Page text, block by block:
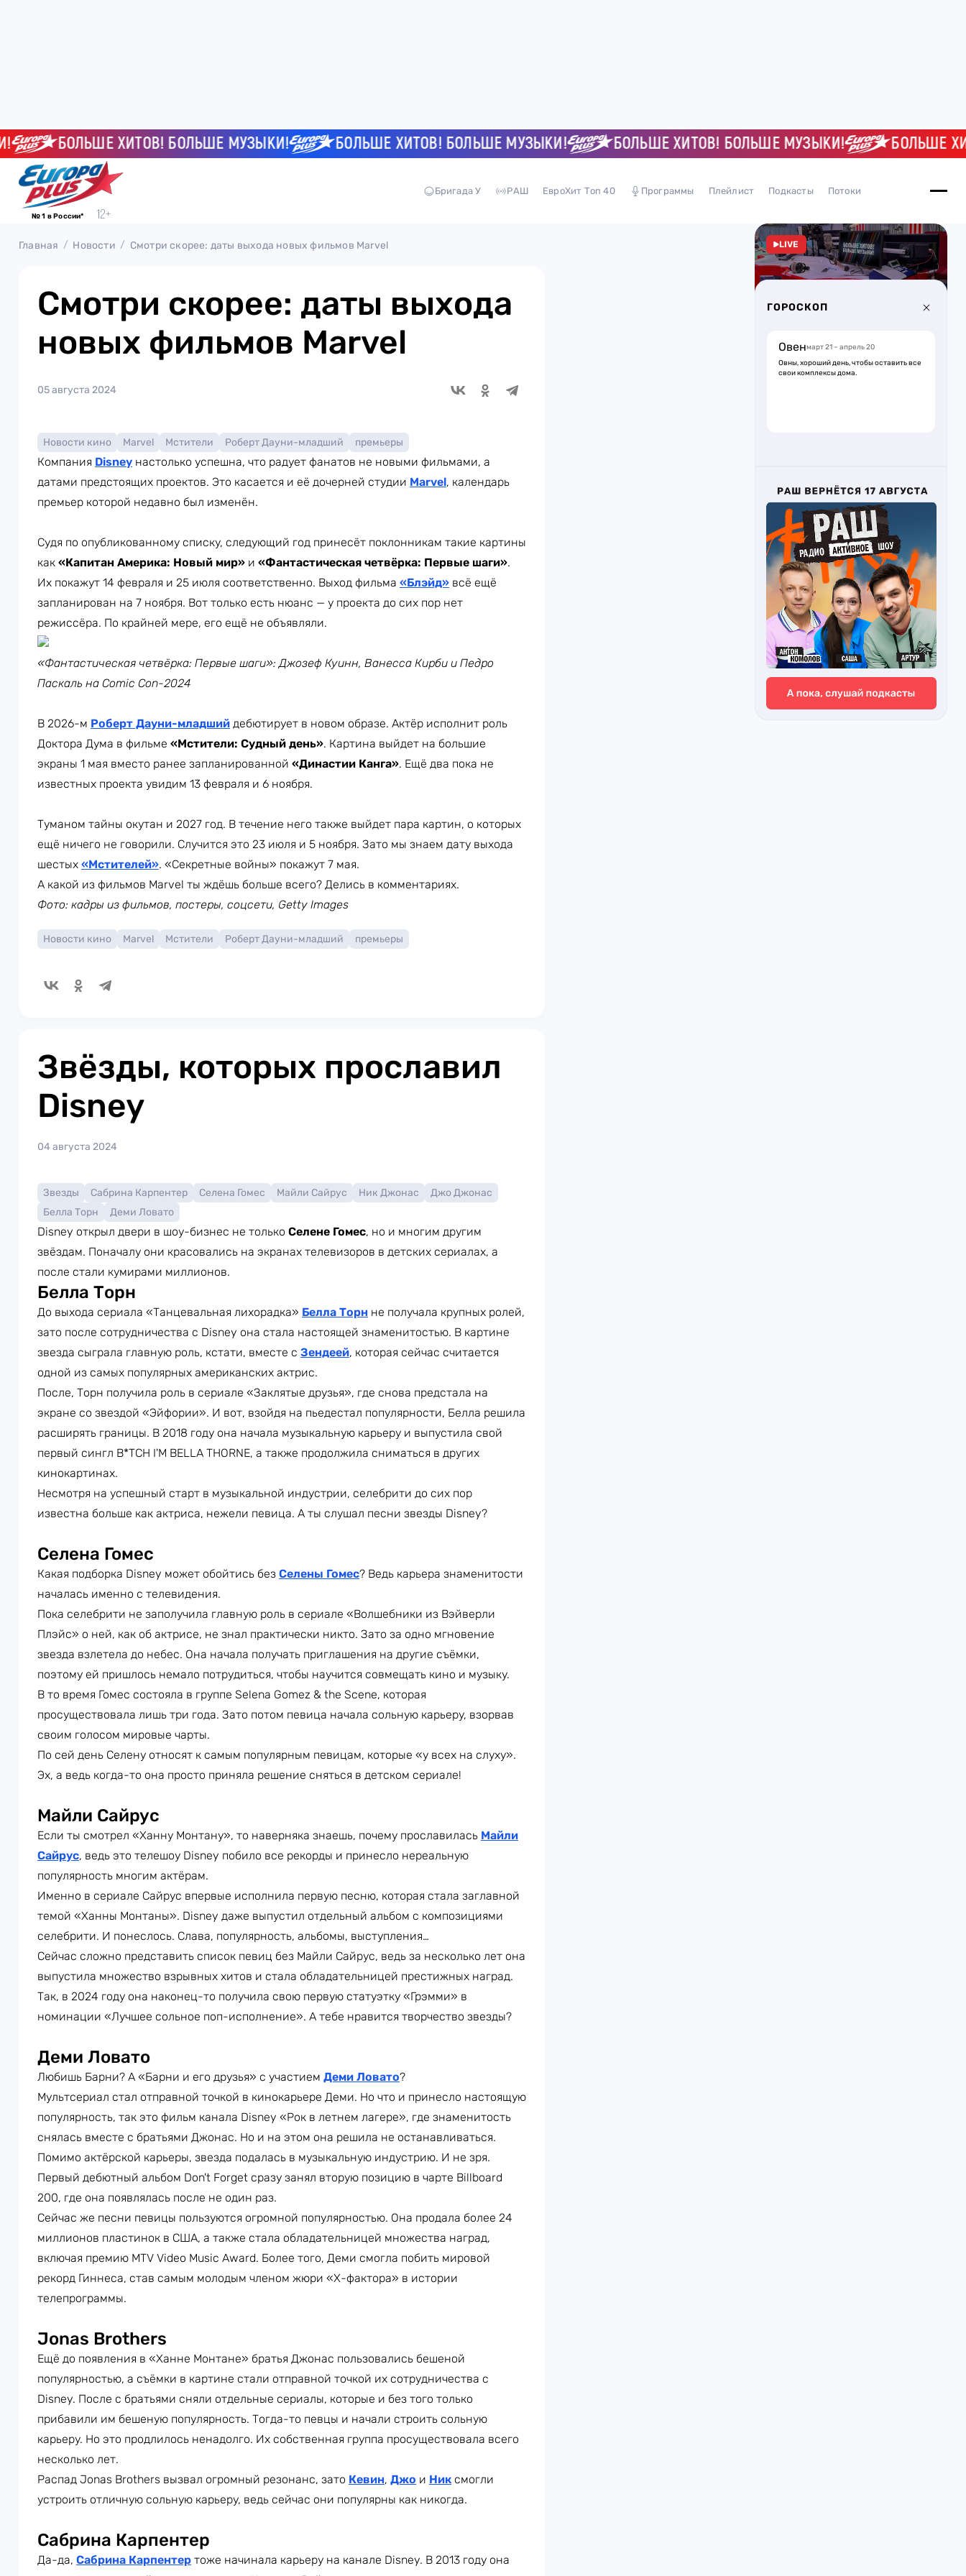
БОЛЬШЕ ХИТОВ! БОЛЬШЕ МУЗЫКИ! БОЛЬШЕ ХИТОВ! БОЛЬШЕ МУЗЫКИ! БОЛЬШЕ ХИТОВ! БОЛЬШЕ МУЗЫКИ! БОЛЬШЕ
№ 1 в России*
Бригада У РАШ ЕвроХит Топ 40 Программы Плейлист Подкасты Потоки
Главная Новости Смотри скорее: даты выхода новых фильмов Marvel
Смотри скорее: даты выхода
новых фильмов Marvel
05 августа 2024
Новости кино Marvel Мстители Роберт Дауни-младший премьеры
Компания Disney настолько успешна, что радует фанатов не новыми фильмами, а
датами предстоящих проектов. Это касается и её дочерней студии Marvel, календарь
премьер которой недавно был изменён.
Судя по опубликованному списку, следующий год принесёт поклонникам такие картины
как «Капитан Америка: Новый мир» и «Фантастическая четвёрка: Первые шаги».
Их покажут 14 февраля и 25 июля соответственно. Выход фильма «Блэйд» всё ещё
запланирован на 7 ноября. Вот только есть нюанс — у проекта до сих пор нет
режиссёра. По крайней мере, его ещё не объявляли.
«Фантастическая четвёрка: Первые шаги»: Джозеф Куинн, Ванесса Кирби и Педро
Паскаль на Comic Con-2024
В 2026-м Роберт Дауни-младший дебютирует в новом образе. Актёр исполнит роль
Доктора Дума в фильме «Мстители: Судный день». Картина выйдет на большие
экраны 1 мая вместо ранее запланированной «Династии Канга». Ещё два пока не
известных проекта увидим 13 февраля и 6 ноября.
Туманом тайны окутан и 2027 год. В течение него также выйдет пара картин, о которых
ещё ничего не говорили. Случится это 23 июля и 5 ноября. Зато мы знаем дату выхода
шестых «Мстителей». «Секретные войны» покажут 7 мая.
А какой из фильмов Marvel ты ждёшь больше всего? Делись в комментариях.
Фото: кадры из фильмов, постеры, соцсети, Getty Images
Новости кино Marvel Мстители Роберт Дауни-младший премьеры
Звёзды, которых прославил
Disney
04 августа 2024
Звезды Сабрина Карпентер Селена Гомес Майли Сайрус Ник Джонас
Джо Джонас
Белла Торн
Деми Ловато
Disney открыл двери в шоу-бизнес не только Селене Гомес, но и многим другим
звёздам. Поначалу они красовались на экранах телевизоров в детских сериалах, а
после стали кумирами миллионов.
Белла Торн
До выхода сериала «Танцевальная лихорадка» Белла Торн не получала крупных ролей,
зато после сотрудничества с Disney она стала настоящей знаменитостью. В картине
звезда сыграла главную роль, кстати, вместе с Зендеей, которая сейчас считается
одной из самых популярных американских актрис.
После, Торн получила роль в сериале «Заклятые друзья», где снова предстала на
экране со звездой «Эйфории». И вот, взойдя на пьедестал популярности, Белла решила
расширять границы. В 2018 году она начала музыкальную карьеру и выпустила свой
первый сингл B*TCH I'M BELLA THORNE, а также продолжила сниматься в других
кинокартинах.
Несмотря на успешный старт в музыкальной индустрии, селебрити до сих пор
известна больше как актриса, нежели певица. А ты слушал песни звезды Disney?
Селена Гомес
Какая подборка Disney может обойтись без Селены Гомес? Ведь карьера знаменитости
началась именно с телевидения.
Пока селебрити не заполучила главную роль в сериале «Волшебники из Вэйверли
Плэйс» о ней, как об актрисе, не знал практически никто. Зато за одно мгновение
звезда взлетела до небес. Она начала получать приглашения на другие съёмки,
поэтому ей пришлось немало потрудиться, чтобы научится совмещать кино и музыку.
В то время Гомес состояла в группе Selena Gomez & the Scene, которая
просуществовала лишь три года. Зато потом певица начала сольную карьеру, взорвав
своим голосом мировые чарты.
По сей день Селену относят к самым популярным певицам, которые «у всех на слуху».
Эх, а ведь когда-то она просто приняла решение сняться в детском сериале!
Майли Сайрус
Если ты смотрел «Ханну Монтану», то наверняка знаешь, почему прославилась Майли
Сайрус, ведь это телешоу Disney побило все рекорды и принесло нереальную
популярность многим актёрам.
Именно в сериале Сайрус впервые исполнила первую песню, которая стала заглавной
темой «Ханны Монтаны». Disney даже выпустил отдельный альбом с композициями
селебрити. И понеслось. Слава, популярность, альбомы, выступления…
Сейчас сложно представить список певиц без Майли Сайрус, ведь за несколько лет она
выпустила множество взрывных хитов и стала обладательницей престижных наград.
Так, в 2024 году она наконец-то получила свою первую статуэтку «Грэмми» в
номинации «Лучшее сольное поп-исполнение». А тебе нравится творчество звезды?
Деми Ловато
Любишь Барни? А «Барни и его друзья» с участием Деми Ловато?
Мультсериал стал отправной точкой в кинокарьере Деми. Но что и принесло настоящую
популярность, так это фильм канала Disney «Рок в летнем лагере», где знаменитость
снялась вместе с братьями Джонас. Но и на этом она решила не останавливаться.
Помимо актёрской карьеры, звезда подалась в музыкальную индустрию. И не зря.
Первый дебютный альбом Don't Forget сразу занял вторую позицию в чарте Billboard
200, где она появлялась после не один раз.
Сейчас же песни певицы пользуются огромной популярностью. Она продала более 24
миллионов пластинок в США, а также стала обладательницей множества наград,
включая премию MTV Video Music Award. Более того, Деми смогла побить мировой
рекорд Гиннеса, став самым молодым членом жюри «Х-фактора» в истории
телепрограммы.
Jonas Brothers
Ещё до появления в «Ханне Монтане» братья Джонас пользовались бешеной
популярностью, а съёмки в картине стали отправной точкой их сотрудничества с
Disney. После с братьями сняли отдельные сериалы, которые и без того только
прибавили им бешеную популярность. Тогда-то певцы и начали строить сольную
карьеру. Но это продлилось ненадолго. Их собственная группа просуществовала всего
несколько лет.
Распад Jonas Brothers вызвал огромный резонанс, зато Кевин, Джо и Ник смогли
устроить отличную сольную карьеру, ведь сейчас они популярны как никогда.
Сабрина Карпентер
Да-да, Сабрина Карпентер тоже начинала карьеру на канале Disney. В 2013 году она
LIVE
ГОРОСКОП
Овенмарт 21 – апрель 20
Овны, хороший день, чтобы оставить все
свои комплексы дома.